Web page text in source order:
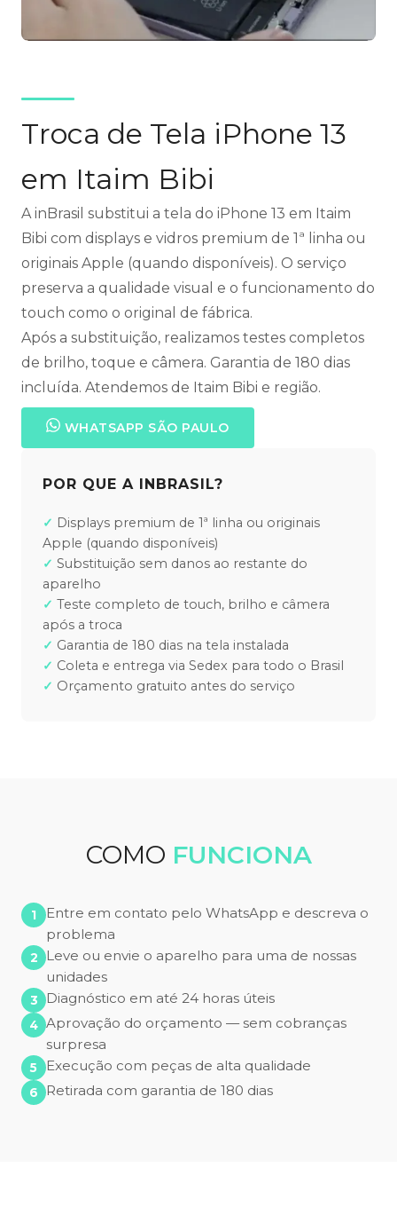
Troca de Tela iPhone 13
em Itaim Bibi
A inBrasil substitui a tela do iPhone 13 em Itaim
Bibi com displays e vidros premium de 1ª linha ou
originais Apple (quando disponíveis). O serviço
preserva a qualidade visual e o funcionamento do
touch como o original de fábrica.
Após a substituição, realizamos testes completos
de brilho, toque e câmera. Garantia de 180 dias
incluída. Atendemos de Itaim Bibi e região.
WHATSAPP SÃO PAULO
POR QUE A INBRASIL?
Displays premium de 1ª linha ou originais
Apple (quando disponíveis)
Substituição sem danos ao restante do
aparelho
Teste completo de touch, brilho e câmera
após a troca
Garantia de 180 dias na tela instalada
Coleta e entrega via Sedex para todo o Brasil
Orçamento gratuito antes do serviço
COMO FUNCIONA
Entre em contato pelo WhatsApp e descreva o
problema
Leve ou envie o aparelho para uma de nossas
unidades
Diagnóstico em até 24 horas úteis
Aprovação do orçamento — sem cobranças
surpresa
Execução com peças de alta qualidade
Retirada com garantia de 180 dias